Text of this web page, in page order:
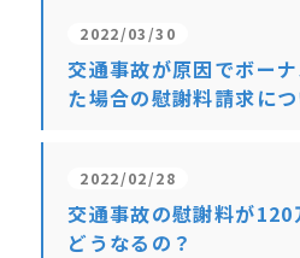
2022/03/30
交通事故が原因でボー
た場合の慰謝料請求に
2022/02/28
交通事故の慰謝料が120
どうなるの？